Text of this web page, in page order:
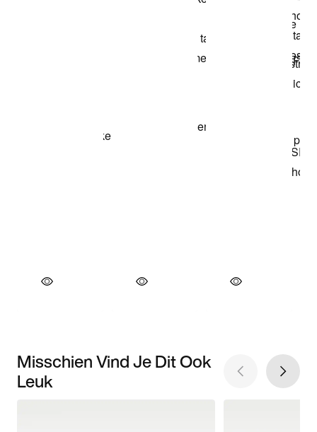
Misschien Vind Je Dit Ook
Leuk